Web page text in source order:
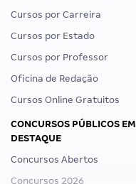
Cursos por Carreira
Cursos por Estado
Cursos por Professor
Oficina de Redação
Cursos Online Gratuitos
CONCURSOS PÚBLICOS EM
DESTAQUE
Concursos Abertos
Concursos 2026